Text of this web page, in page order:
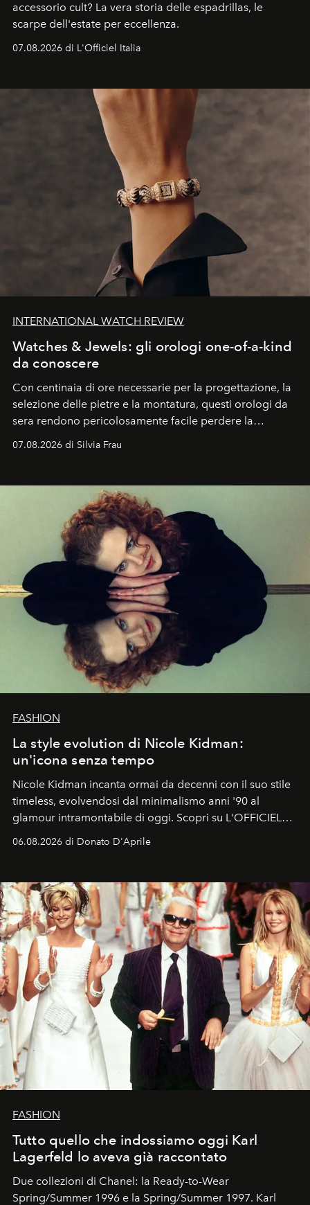
accessorio cult? La vera storia delle espadrillas, le
scarpe dell'estate per eccellenza.
07.08.2026 di L'Officiel Italia
INTERNATIONAL WATCH REVIEW
Watches & Jewels: gli orologi one-of-a-kind
da conoscere
Con centinaia di ore necessarie per la progettazione, la
selezione delle pietre e la montatura, questi orologi da
sera rendono pericolosamente facile perdere la
07.08.2026 di Silvia Frau
FASHION
La style evolution di Nicole Kidman:
un'icona senza tempo
Nicole Kidman incanta ormai da decenni con il suo stile
timeless, evolvendosi dal minimalismo anni '90 al
glamour intramontabile di oggi. Scopri su L'OFFICIEL
06.08.2026 di Donato D'Aprile
FASHION
Tutto quello che indossiamo oggi Karl
Lagerfeld lo aveva già raccontato
Due collezioni di Chanel: la Ready-to-Wear
Spring/Summer 1996 e la Spring/Summer 1997. Karl